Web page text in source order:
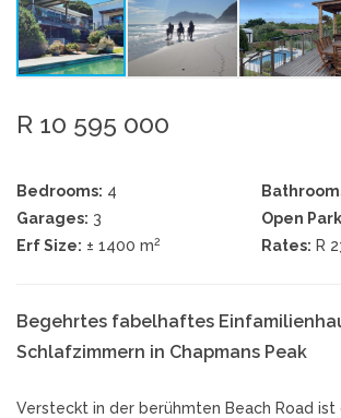
R 10 595 000
Bedrooms: 4
Garages: 3 Open
Erf Size: ± 1400 m2 Rates: R
Begehrtes fabelhaftes
Schlafzimmern in Chapmans Peak
Versteckt in der berühmten Beach Road ist